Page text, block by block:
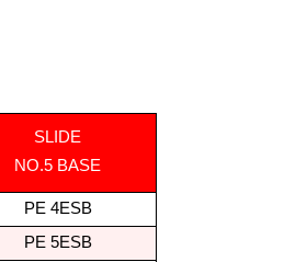
SLIDE
NO.5 BASE
PE 4ESB
PE 5ESB